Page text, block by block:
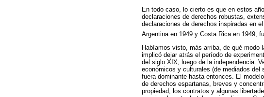
En todo caso, lo cierto es que en estos
declaraciones de derechos robustas,
declaraciones de derechos inspiradas en
Argentina en 1949 y Costa Rica en 1949,
Habíamos visto, más arriba, de qué modo
implicó dejar atrás el período de
del siglo XIX, luego de la independencia.
económicos y culturales (de mediados del
fuera dominante hasta entonces. El
de derechos espartanas, breves y
propiedad, los contratos y algunas